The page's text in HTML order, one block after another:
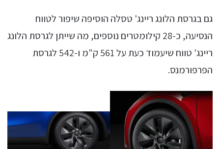
גם בגרסת הלונג ריינג' טסלה הוסיפה שיפור לטווח
הנסיעה, כ-28 קילומטרים נוספים, מה שייתן לגרסת הלונג
ריינג' טווח שיעמוד כעת על 561 ק"מ ו-542 לגרסת
הפרפורמנס.